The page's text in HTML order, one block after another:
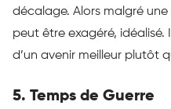
décalage. Alors malgré
peut être exagéré,
d’un avenir meilleur plutôt
5. Temps de Guerre